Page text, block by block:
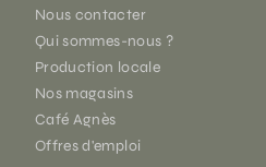
Nous contacter
Qui sommes-nous ?
Production locale
Nos magasins
Café Agnès
Offres d'emploi